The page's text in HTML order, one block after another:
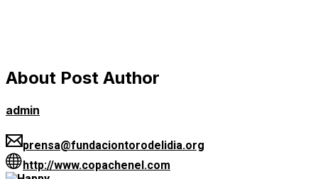
About Post Author
admin
prensa@fundaciontorodelidia.org
http://www.copachenel.com